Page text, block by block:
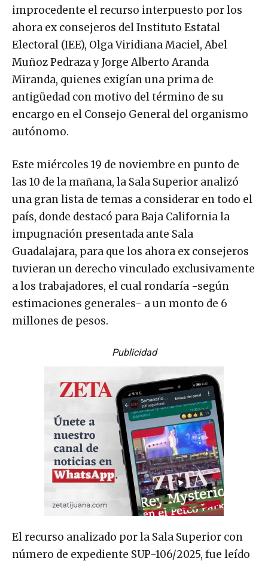
improcedente el recurso interpuesto por los
ahora ex consejeros del Instituto Estatal
Electoral (IEE), Olga Viridiana Maciel, Abel
Muñoz Pedraza y Jorge Alberto Aranda
Miranda, quienes exigían una prima de
antigüedad con motivo del término de su
encargo en el Consejo General del organismo
autónomo.
Este miércoles 19 de noviembre en punto de
las 10 de la mañana, la Sala Superior analizó
una gran lista de temas a considerar en todo el
país, donde destacó para Baja California la
impugnación presentada ante Sala
Guadalajara, para que los ahora ex consejeros
tuvieran un derecho vinculado exclusivamente
a los trabajadores, el cual rondaría -según
estimaciones generales- a un monto de 6
millones de pesos.
Publicidad
El recurso analizado por la Sala Superior con
número de expediente SUP-106/2025, fue leído